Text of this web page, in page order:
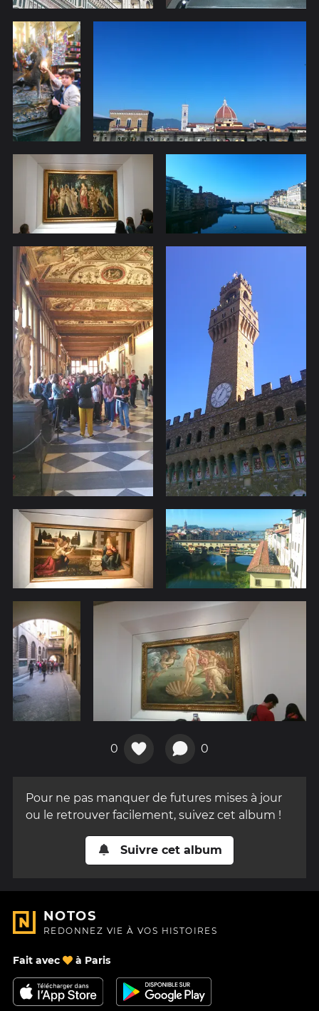
0 0
Pour ne pas manquer de futures mises à jour
ou le retrouver facilement, suivez cet album !
Suivre cet album
NOTOS
REDONNEZ VIE À VOS HISTOIRES
Fait avec à Paris